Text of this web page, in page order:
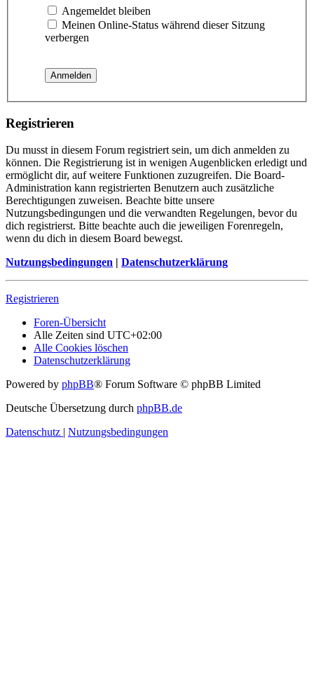
Angemeldet bleiben
Meinen Online-Status während dieser Sitzung
verbergen
Registrieren
Du musst in diesem Forum registriert sein, um dich anmelden zu
können. Die Registrierung ist in wenigen Augenblicken erledigt und
ermöglicht dir, auf weitere Funktionen zuzugreifen. Die Board-
Administration kann registrierten Benutzern auch zusätzliche
Berechtigungen zuweisen. Beachte bitte unsere
Nutzungsbedingungen und die verwandten Regelungen, bevor du
dich registrierst. Bitte beachte auch die jeweiligen Forenregeln,
wenn du dich in diesem Board bewegst.
Nutzungsbedingungen | Datenschutzerklärung
Registrieren
Foren-Übersicht
Alle Zeiten sind UTC+02:00
Alle Cookies löschen
Datenschutzerklärung
Powered by phpBB® Forum Software © phpBB Limited
Deutsche Übersetzung durch phpBB.de
Datenschutz | Nutzungsbedingungen